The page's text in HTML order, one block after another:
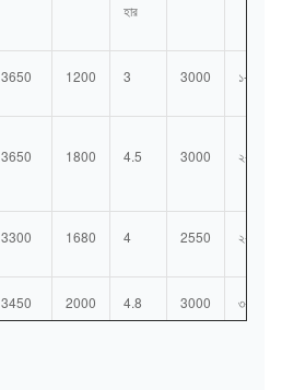
হার
3650 1200 3 3000 ১-৫
3650 1800 4.5 3000 ২-২৫
3300 1680 4 2550 ২-২৫
3450 2000 4.8 3000 ৩-৩৫